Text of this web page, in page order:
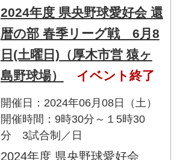
2024年度 県央野球愛好会 還
暦の部 春季リーグ戦 6月8
日(土曜日)（厚木市営 猿ヶ
島野球場）
イベント終了
開催日：2024年06月08日（土）
開催時間：9時30分～１5時30
分 3試合制／日
2024年度 県央野球愛好会